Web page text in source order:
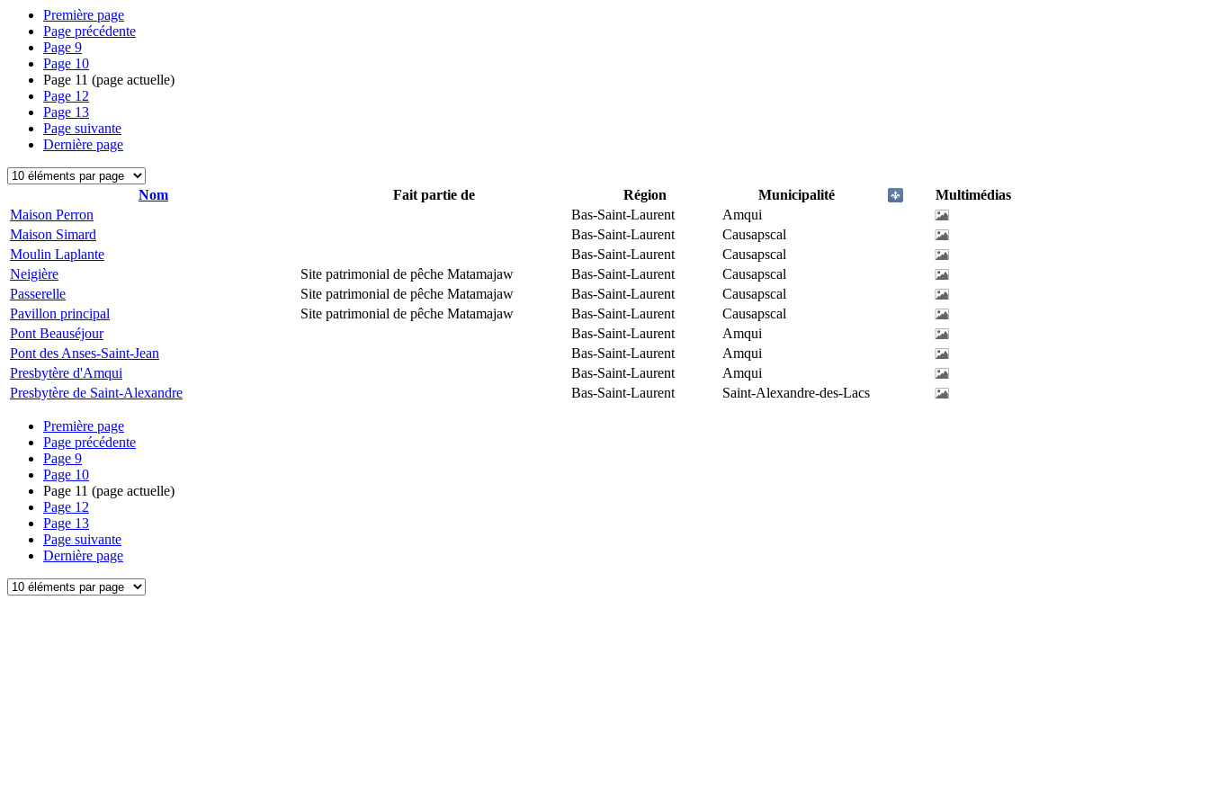
Première page
Page précédente
Page 9
Page 10
Page 11 (page actuelle)
Page 12
Page 13
Page suivante
Dernière page
Nom Fait partie de Région Municipalité
Multimédias
Maison Perron
Bas-Saint-Laurent
Amqui
Maison Simard
Bas-Saint-Laurent
Causapscal
Moulin Laplante
Bas-Saint-Laurent
Causapscal
Neigière
Site patrimonial de pêche Matamajaw Bas-Saint-Laurent
Causapscal
Passerelle
Site patrimonial de pêche Matamajaw Bas-Saint-Laurent
Causapscal
Pavillon principal
Site patrimonial de pêche Matamajaw Bas-Saint-Laurent
Causapscal
Pont Beauséjour
Bas-Saint-Laurent
Amqui
Pont des Anses-Saint-Jean
Bas-Saint-Laurent
Amqui
Presbytère d'Amqui
Bas-Saint-Laurent
Amqui
Presbytère de Saint-Alexandre
Bas-Saint-Laurent Saint-Alexandre-des-Lacs
Première page
Page précédente
Page 9
Page 10
Page 11 (page actuelle)
Page 12
Page 13
Page suivante
Dernière page